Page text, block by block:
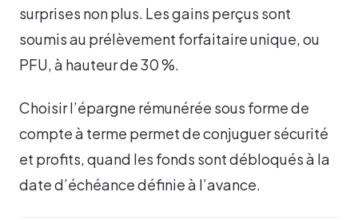
surprises non plus. Les gains perçus sont
soumis au prélèvement forfaitaire unique, ou
PFU, à hauteur de 30 %.
Choisir l’épargne rémunérée sous forme de
compte à terme permet de conjuguer sécurité
et profits, quand les fonds sont débloqués à la
date d’échéance définie à l’avance.